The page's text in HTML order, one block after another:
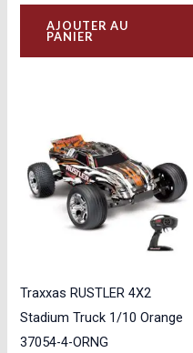
AJOUTER AU
PANIER
Traxxas RUSTLER 4X2
Stadium Truck 1/10 Orange
37054-4-ORNG